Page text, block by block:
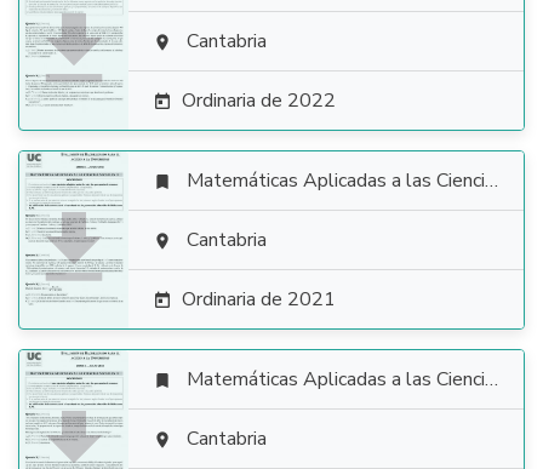
  Cantabria
 Ordinaria de 2022

 Matemáticas Aplicadas a las Ciencias Sociales
 Cantabria
 Ordinaria de 2021

 Matemáticas Aplicadas a las Ciencias Sociales
 Cantabria